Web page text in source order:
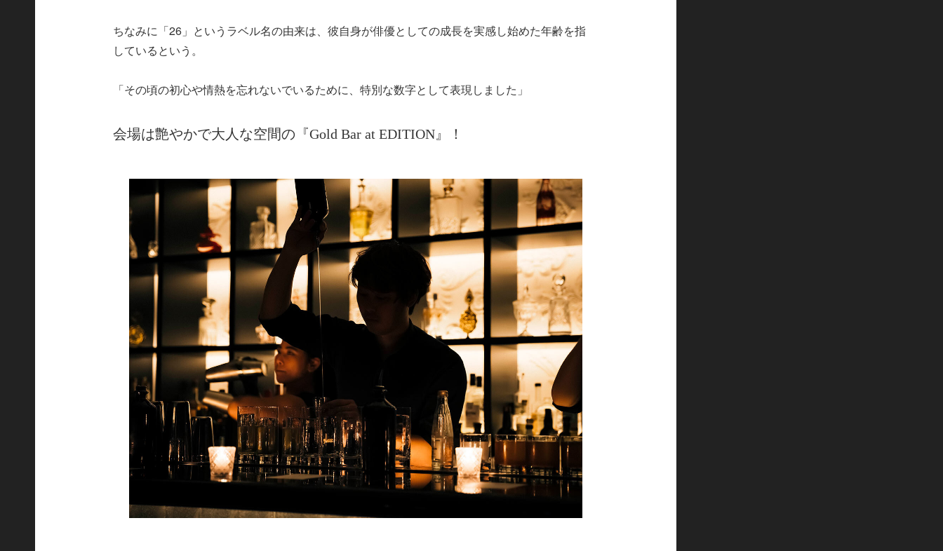
ちなみに「26」というラベル名の由来は、彼自身が俳優としての成長を実感し始めた年齢を指
しているという。
「その頃の初心や情熱を忘れないでいるために、特別な数字として表現しました」
会場は艶やかで大人な空間の『Gold Bar at EDITION』！